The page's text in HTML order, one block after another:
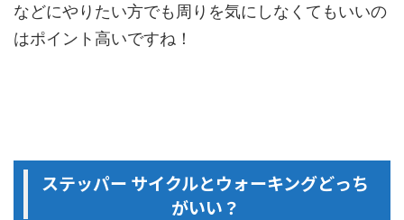
などにやりたい方でも周りを気にしなくてもいいの
はポイント高いですね！
ステッパー サイクルとウォーキングどっち
がいい？